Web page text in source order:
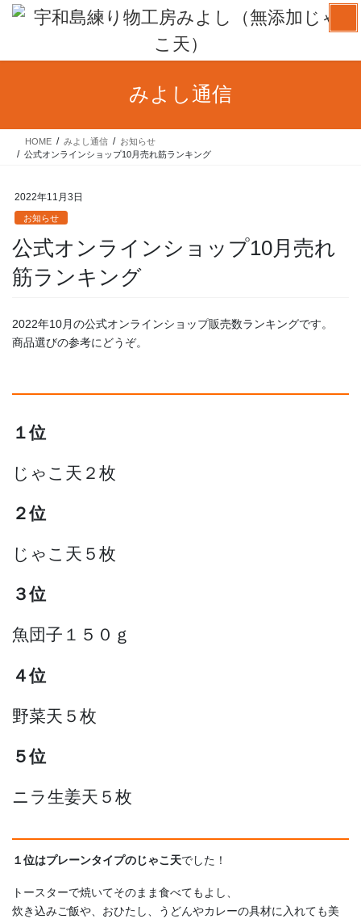
ン
ー
みよし通信
HOME みよし通信
お知らせ
公式オンラインショップ10月売れ筋ランキング
2022年11月3日
お知らせ
公式オンラインショップ10月売れ
筋ランキング
2022年10月の公式オンラインショップ販売数ランキングです。
商品選びの参考にどうぞ。
１位
じゃこ天２枚
２位
じゃこ天５枚
３位
魚団子１５０ｇ
４位
野菜天５枚
５位
ニラ生姜天５枚
１位はプレーンタイプのじゃこ天でした！
トースターで焼いてそのまま食べてもよし、
炊き込みご飯や、おひたし、うどんやカレーの具材に入れても美